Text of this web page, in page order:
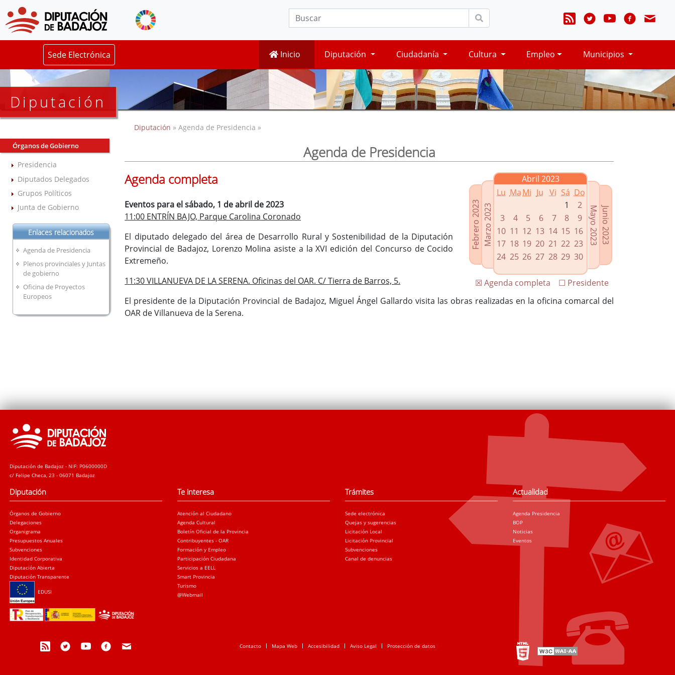
Sede Electrónica Inicio Diputación Ciudadanía Cultura Empleo Municipios
Diputación
Órganos de Gobierno
Presidencia
Diputados Delegados
Grupos Políticos
Junta de Gobierno
Enlaces relacionados
Agenda de Presidencia
Plenos provinciales y Juntas
de gobierno
Oficina de Proyectos
Europeos
Diputación » Agenda de Presidencia »
Agenda de Presidencia
Febrero 2023Marzo 2023
Abril 2023
Lu MaMi Ju Vi Sá Do
1
2
3
4 5 6 7 8
9
10 11 12 13 14 15 16
17 18 19 20 21 22 23
24 25 26 27 28 29 30
Junio 2023
Mayo 2023
☐ Presidente
☒ Agenda completa
Agenda completa
Eventos para el sábado, 1 de abril de 2023
11:00 ENTRÍN BAJO, Parque Carolina Coronado
El diputado delegado del área de Desarrollo Rural y Sostenibilidad de la Diputación
Provincial de Badajoz, Lorenzo Molina asiste a la XVI edición del Concurso de Cocido
Extremeño.
11:30 VILLANUEVA DE LA SERENA. Oficinas del OAR. C/ Tierra de Barros, 5.
El presidente de la Diputación Provincial de Badajoz, Miguel Ángel Gallardo visita las obras realizadas en la oficina comarcal del
OAR de Villanueva de la Serena.
Diputación de Badajoz - NIF: P0600000D
c/ Felipe Checa, 23 - 06071 Badajoz
Diputación
Órganos de Gobierno
Delegaciones
Organigrama
Presupuestos Anuales
Subvenciones
Identidad Corporativa
Diputación Abierta
Diputación Transparente
EDUSI
Te interesa
Atención al Ciudadano
Agenda Cultural
Boletín Oficial de la Provincia
Contribuyentes - OAR
Formación y Empleo
Participación Ciudadana
Servicios a EELL
Smart Provincia
Turismo
@Webmail
Trámites
Sede electrónica
Quejas y sugerencias
Licitación Local
Licitación Provincial
Subvenciones
Canal de denuncias
Actualidad
Agenda Presidencia
BOP
Noticias
Eventos
Contacto Mapa Web Accesibilidad Aviso Legal Protección de datos